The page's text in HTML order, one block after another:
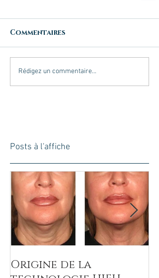
Commentaires
Rédigez un commentaire...
Posts à l'affiche
Origine de la